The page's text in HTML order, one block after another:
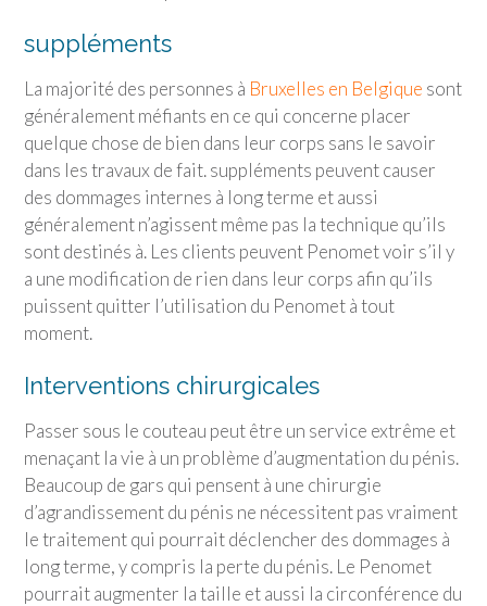
suppléments
La majorité des personnes à Bruxelles en Belgique sont
généralement méfiants en ce qui concerne placer
quelque chose de bien dans leur corps sans le savoir
dans les travaux de fait. suppléments peuvent causer
des dommages internes à long terme et aussi
généralement n’agissent même pas la technique qu’ils
sont destinés à. Les clients peuvent Penomet voir s’il y
a une modification de rien dans leur corps afin qu’ils
puissent quitter l’utilisation du Penomet à tout
moment.
Interventions chirurgicales
Passer sous le couteau peut être un service extrême et
menaçant la vie à un problème d’augmentation du pénis.
Beaucoup de gars qui pensent à une chirurgie
d’agrandissement du pénis ne nécessitent pas vraiment
le traitement qui pourrait déclencher des dommages à
long terme, y compris la perte du pénis. Le Penomet
pourrait augmenter la taille et aussi la circonférence du